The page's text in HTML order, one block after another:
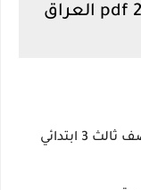
الابتدائي الابتدائي 2022 - 2023 pdf العراق
• اسم الكتاب : كتاب نشاط العلوم الصف ثالث 3 ابتدائي